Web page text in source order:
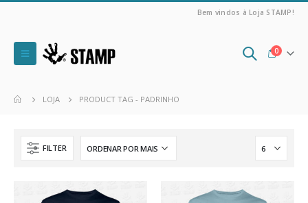
Bem vindos à Loja STAMP!
0
LOJA PRODUCT TAG - PADRINHO
FILTER